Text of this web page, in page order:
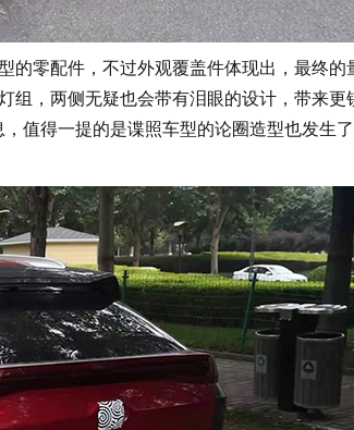
零配件，不过外观覆盖件体现出，最终的
组，两侧无疑也会带有泪眼的设计，带来更
值得一提的是谍照车型的论圈造型也发生